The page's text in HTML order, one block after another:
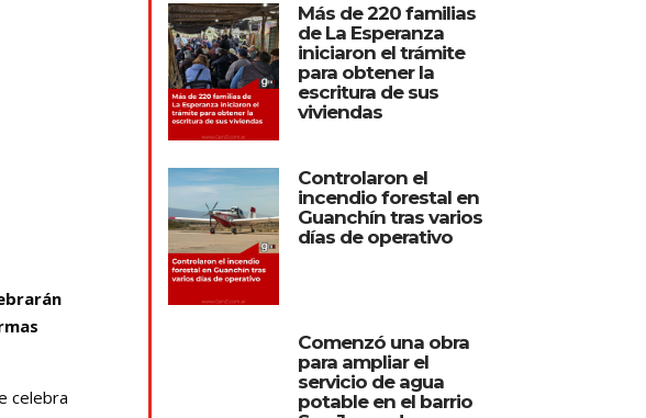
celebra
Más de 220 familias
de La Esperanza
iniciaron el trámite
para obtener la
escritura de sus
viviendas
Controlaron el
incendio forestal en
Guanchín tras varios
días de operativo
Comenzó una obra
para ampliar el
servicio de agua
potable en el barrio